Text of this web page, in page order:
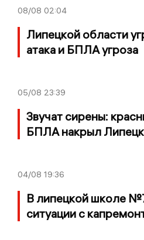
08/08 02:04
Липецкой области
атака и БПЛА угроза
05/08 23:39
Звучат сирены:
БПЛА накрыл
04/08 19:36
В липецкой школе
ситуации с